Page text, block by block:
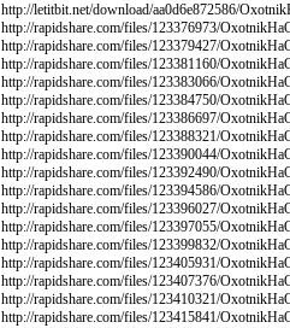
http://letitbit.net/download/aa0d6e872586/
http://rapidshare.com/files/123376973/
http://rapidshare.com/files/123379427/
http://rapidshare.com/files/123381160/
http://rapidshare.com/files/123383066/
http://rapidshare.com/files/123384750/
http://rapidshare.com/files/123386697/
http://rapidshare.com/files/123388321/
http://rapidshare.com/files/123390044/
http://rapidshare.com/files/123392490/
http://rapidshare.com/files/123394586/
http://rapidshare.com/files/123396027/
http://rapidshare.com/files/123397055/
http://rapidshare.com/files/123399832/
http://rapidshare.com/files/123405931/
http://rapidshare.com/files/123407376/
http://rapidshare.com/files/123410321/
http://rapidshare.com/files/123415841/